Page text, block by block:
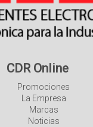
CDR Online
Promociones
La Empresa
Marcas
Noticias